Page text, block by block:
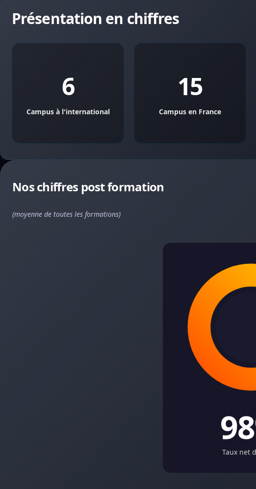
Présentation en chiffres
6
Campus à l'international
15
Campus en France
Nos chiffres post formation
(moyenne de toutes les formations)
Taux net